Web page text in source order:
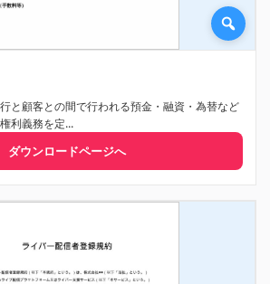
と顧客との間で行われる預金・融資・為替など
利義務を定...
ダウンロードページへ